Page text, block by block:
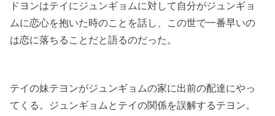
ドヨンはテイにジュンギョムに対して自分がジュンギョ
ムに恋心を抱いた時のことを話し、 この世で一番早いの
は恋に落ちることだと語るのだった。
テイの妹テヨンがジュンギョムの家に出前の配達にやっ
てくる。 ジュンギョムとテイの関係を誤解するテヨン。